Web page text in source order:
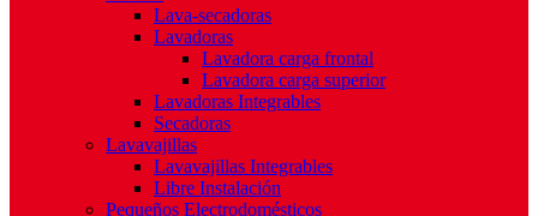
Lava-secadoras
Lavadoras
Lavadora carga frontal
Lavadora carga superior
Lavadoras Integrables
Secadoras
Lavavajillas
Lavavajillas Integrables
Libre Instalación
Pequeños Electrodomésticos